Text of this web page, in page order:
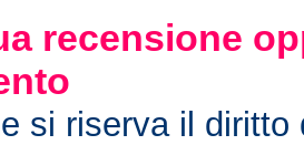
recensione
si riserva il diritto